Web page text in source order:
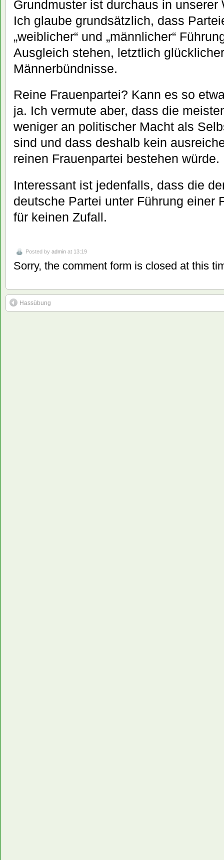
Grundmuster ist durchaus in unserer
Ich glaube grundsätzlich, dass
„weiblicher“ und „männlicher“
Ausgleich stehen, letztlich
Männerbündnisse.
Reine Frauenpartei? Kann es so
ja. Ich vermute aber, dass die
weniger an politischer Macht als
sind und dass deshalb kein
reinen Frauenpartei bestehen würde.
Interessant ist jedenfalls, dass die
deutsche Partei unter Führung einer
für keinen Zufall.
Posted by admin at 13:19
Sorry, the comment form is closed at this
Hassübung